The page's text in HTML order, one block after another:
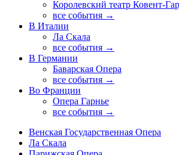
Королевский театр Ковент-
все события →
В Италии
Ла Скала
все события →
В Германии
Баварская Опера
все события →
Во Франции
Опера Гарнье
все события →
Венская Государственная Опера
Ла Скала